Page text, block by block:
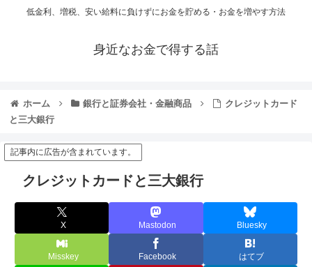
低金利、増税、安い給料に負けずにお金を貯める・お金を増やす方法
身近なお金で得する話
ホーム 銀行と証券会社・金融商品
クレジットカード
と三大銀行
記事内に広告が含まれています。
クレジットカードと三大銀行
X Mastodon Bluesky
Misskey Facebook はてブ